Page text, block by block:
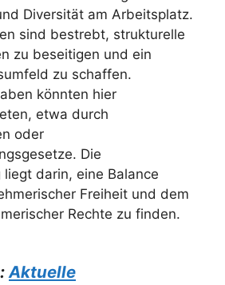
Diversität am Arbeitsplatz.
sind bestrebt, strukturelle
zu beseitigen und ein
zu schaffen.
könnten hier
etwa durch
oder
Die
darin, eine Balance
Freiheit und dem
Rechte zu finden.
Aktuelle